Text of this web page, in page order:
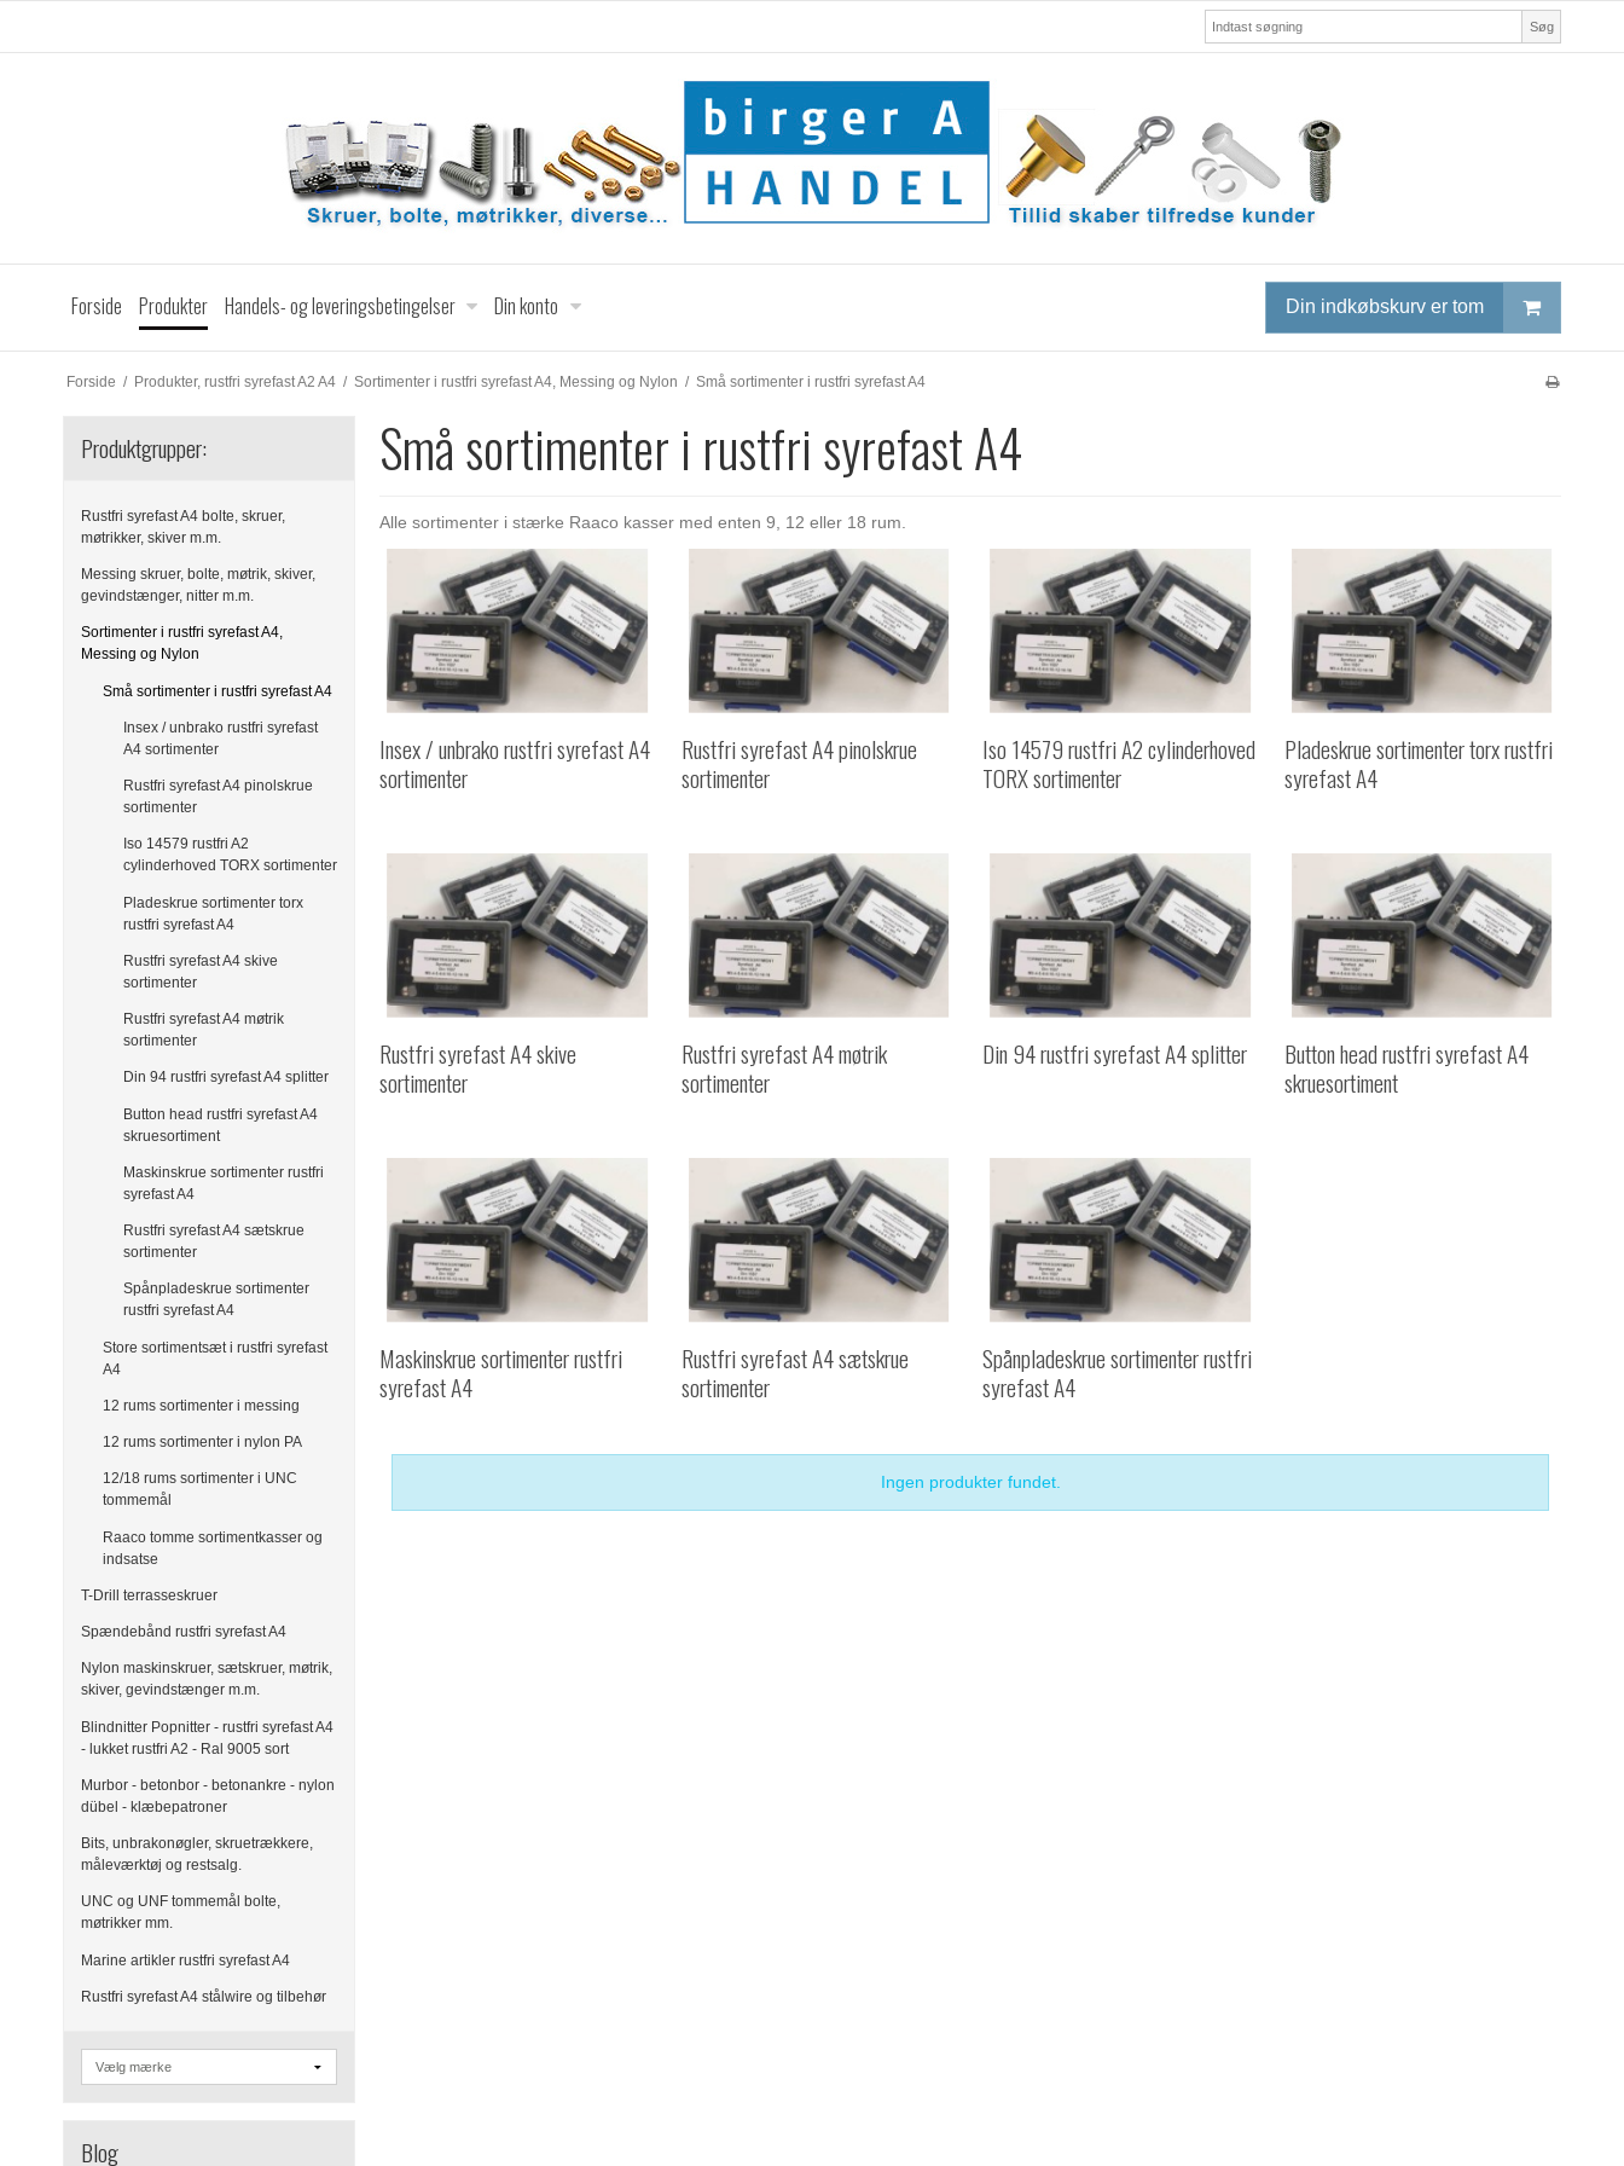
Søg
Forside Produkter Handels- og leveringsbetingelser Din konto Din indkøbskurv er tom
Forside / Produkter, rustfri syrefast A2 A4 / Sortimenter i rustfri syrefast A4, Messing og Nylon / Små sortimenter i rustfri syrefast A4
Produktgrupper:
Rustfri syrefast A4 bolte, skruer,
møtrikker, skiver m.m.
Messing skruer, bolte, møtrik, skiver,
gevindstænger, nitter m.m.
Sortimenter i rustfri syrefast A4,
Messing og Nylon
Små sortimenter i rustfri syrefast A4
Insex / unbrako rustfri syrefast
A4 sortimenter
Rustfri syrefast A4 pinolskrue
sortimenter
Iso 14579 rustfri A2
cylinderhoved TORX sortimenter
Pladeskrue sortimenter torx
rustfri syrefast A4
Rustfri syrefast A4 skive
sortimenter
Rustfri syrefast A4 møtrik
sortimenter
Din 94 rustfri syrefast A4 splitter
Button head rustfri syrefast A4
skruesortiment
Maskinskrue sortimenter rustfri
syrefast A4
Rustfri syrefast A4 sætskrue
sortimenter
Spånpladeskrue sortimenter
rustfri syrefast A4
Store sortimentsæt i rustfri syrefast
A4
12 rums sortimenter i messing
12 rums sortimenter i nylon PA
12/18 rums sortimenter i UNC
tommemål
Raaco tomme sortimentkasser og
indsatse
T-Drill terrasseskruer
Spændebånd rustfri syrefast A4
Nylon maskinskruer, sætskruer, møtrik,
skiver, gevindstænger m.m.
Blindnitter Popnitter - rustfri syrefast A4
- lukket rustfri A2 - Ral 9005 sort
Murbor - betonbor - betonankre - nylon
dübel - klæbepatroner
Bits, unbrakonøgler, skruetrækkere,
måleværktøj og restsalg.
UNC og UNF tommemål bolte,
møtrikker mm.
Marine artikler rustfri syrefast A4
Rustfri syrefast A4 stålwire og tilbehør
Blog
Små sortimenter i rustfri syrefast A4
Alle sortimenter i stærke Raaco kasser med enten 9, 12 eller 18 rum.
Insex / unbrako rustfri syrefast A4
sortimenter
Rustfri syrefast A4 pinolskrue
sortimenter
Iso 14579 rustfri A2 cylinderhoved
TORX sortimenter
Pladeskrue sortimenter torx rustfri
syrefast A4
Rustfri syrefast A4 skive
sortimenter
Rustfri syrefast A4 møtrik
sortimenter
Din 94 rustfri syrefast A4 splitter
Button head rustfri syrefast A4
skruesortiment
Maskinskrue sortimenter rustfri
syrefast A4
Rustfri syrefast A4 sætskrue
sortimenter
Spånpladeskrue sortimenter rustfri
syrefast A4
Ingen produkter fundet.